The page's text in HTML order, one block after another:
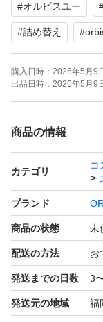
同梱で重複送料
ご購入前にお
#オルビスユー
#詰め替え #
購入日時： 2026年5月9
出品日時： 2026年5月9
商品の情報
カテゴリ
コ
ブランド
商品の状態 未
配送の方法 お
発送までの日数 3
発送元の地域 福